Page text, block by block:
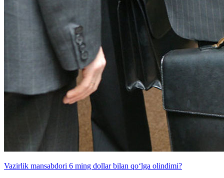
Vazirlik mansabdori 6 ming dollar bilan qo‘lga olindimi?